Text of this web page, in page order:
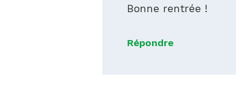
Bonne rentrée !
Répondre